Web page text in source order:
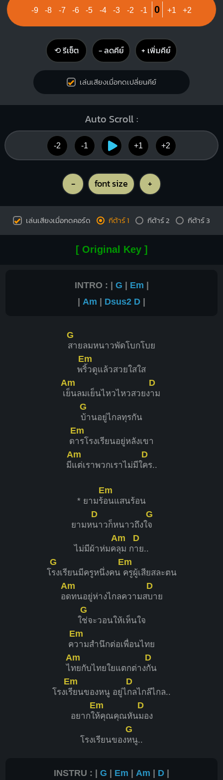
-9 -8 -7 -6 -5 -4 -3 -2 -1 0 +1 +2
⟲ รีเซ็ต − ลดคีย์ + เพิ่มคีย์
เล่นเสียงเมื่อกดเปลี่ยนคีย์
Auto Scroll :
-2 -1 +1 +2
- font size +
เล่นเสียงเมื่อกดคอร์ด กีต้าร์ 1 กีต้าร์ 2 กีต้าร์ 3
[ Original Key ]
INTRO : | G | Em |
| Am | Dsus2 D |
G
สายลมหนาวพัดโบกโบย
พ
Em
ริ้วดูแล้วสวยใสใส
เ
Am
ย็นลมเย็นไหวไหวสวยง
D
าม
G
บ้านอยู่ไกลทุรกัน
ด
Em
ารโรงเรียนอยู่หลังเขา
มี
Am
แต่เราพวกเราไม่มีใ
D
คร..
* ยามร้
Em
อนแสนร้อน
ยามห
D
นาวก็หนาวถึงใ
G
จ
ไม่มีผ้าห่มค
Am
ลุม ก
D
าย..
โ
G
รงเรียนมีครูหนึ่งคน
Em
ครูผู้เสียสละตน
อ
Am
ดทนอยู่ห่างไกลความส
D
บาย
ใ
G
ช่จะวอนให้เห็นใจ
ค
Em
วามสำนึกต่อเพื่อนไทย
ไ
Am
ทยกับไทยใยแตกต่าง
D
กัน
โรงเ
Em
รียนของหนู อยู่ไ
D
กลไกล๊ไกล..
อยากใ
Em
ห้คุณคุณหัน
D
มอง
โรงเรียนของ
G
หนู..
INSTRU : | G | Em | Am | D |